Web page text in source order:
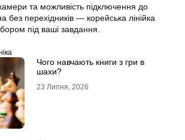
та можливість підключення до
без перехідників — корейська лінійка
під ваші завдання.
Чого навчають книги з гри в
шахи?
23 Липня, 2026